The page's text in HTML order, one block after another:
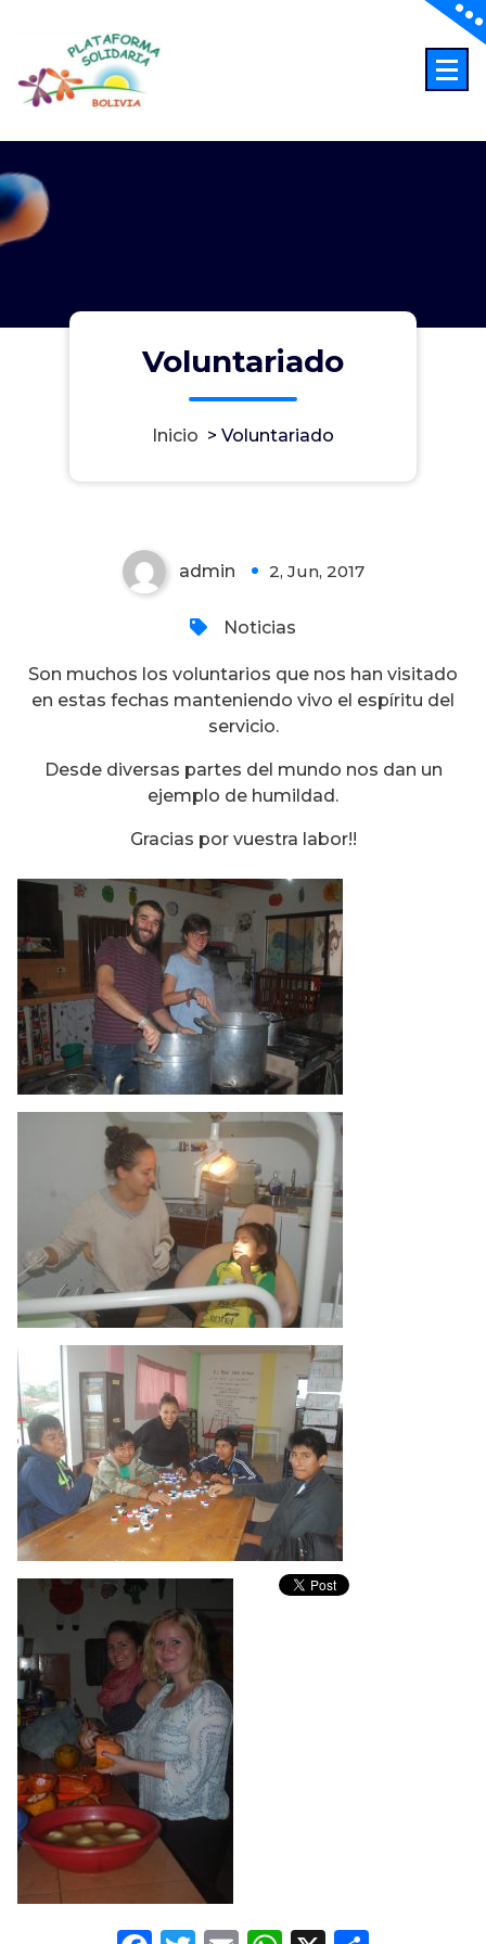
contenido
Voluntariado
Inicio > Voluntariado
admin 2, Jun, 2017
Noticias
Son muchos los voluntarios que nos han visitado
en estas fechas manteniendo vivo el espíritu del
servicio.
Desde diversas partes del mundo nos dan un
ejemplo de humildad.
Gracias por vuestra labor!!